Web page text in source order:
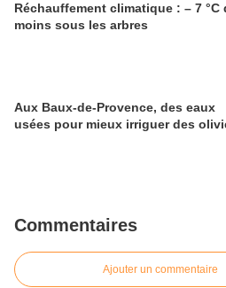
Réchauffement climatique : – 7 °C
moins sous les arbres
Aux Baux-de-Provence, des eaux
usées pour mieux irriguer des
Commentaires
Ajouter un commentaire